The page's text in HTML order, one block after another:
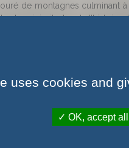
de montagnes culminant
les vicissitudes de l’histoire
site habité du Queyras,
de la mine de
serait venu s’installer plus
à reconsidérer
feu, chaque secteur ayant
mais les quartiers existent
Autrefois, la route
uses cookies and
OK, accept all